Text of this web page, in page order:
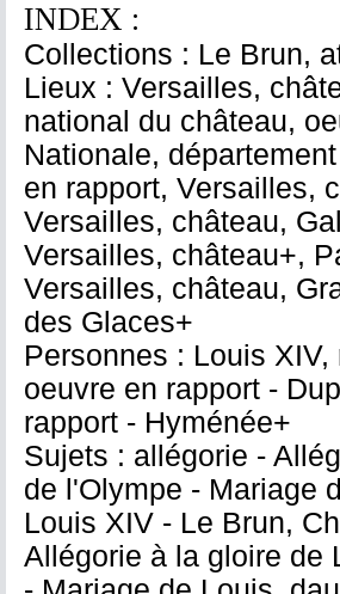
INDEX :
Collections : Le Brun,
Lieux : Versailles,
national du château,
Nationale,
en rapport, Versailles,
Versailles, château,
Versailles, château+,
Versailles, château,
des Glaces+
Personnes : Louis
oeuvre en rapport -
rapport - Hyménée+
Sujets : allégorie -
de l'Olympe - Mariage
Louis XIV - Le Brun,
Allégorie à la gloire de